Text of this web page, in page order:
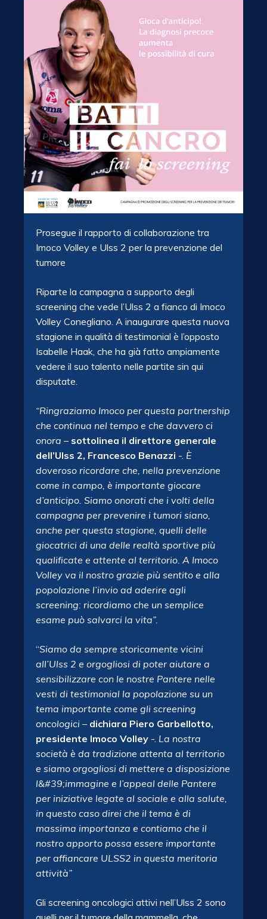
Prosegue il rapporto di collaborazione tra
Imoco Volley e Ulss 2 per la prevenzione del
tumore
Riparte la campagna a supporto degli
screening che vede l’Ulss 2 a fianco di Imoco
Volley Conegliano. A inaugurare questa nuova
stagione in qualità di testimonial è l’opposto
Isabelle Haak, che ha già fatto ampiamente
vedere il suo talento nelle partite sin qui
disputate.
“Ringraziamo Imoco per questa partnership
che continua nel tempo e che davvero ci
onora – sottolinea il direttore generale
dell’Ulss 2, Francesco Benazzi -. È
doveroso ricordare che, nella prevenzione
come in campo, è importante giocare
d’anticipo. Siamo onorati che i volti della
campagna per prevenire i tumori siano,
anche per questa stagione, quelli delle
giocatrici di una delle realtà sportive più
qualificate e attente al territorio. A Imoco
Volley va il nostro grazie più sentito e alla
popolazione l’invio ad aderire agli
screening: ricordiamo che un semplice
esame può salvarci la vita”.
“Siamo da sempre storicamente vicini
all’Ulss 2 e orgogliosi di poter aiutare a
sensibilizzare con le nostre Pantere nelle
vesti di testimonial la popolazione su un
tema importante come gli screening
oncologici – dichiara Piero Garbellotto,
presidente Imoco Volley -. La nostra
società è da tradizione attenta al territorio
e siamo orgogliosi di mettere a disposizione
l&#39;immagine e l’appeal delle Pantere
per iniziative legate al sociale e alla salute,
in questo caso direi che il tema è di
massima importanza e contiamo che il
nostro apporto possa essere importante
per affiancare ULSS2 in questa meritoria
attività”
Gli screening oncologici attivi nell’Ulss 2 sono